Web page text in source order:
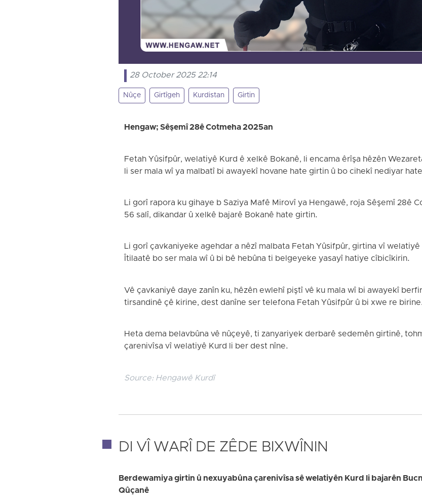
28 October 2025 22:14
Nûçe Girtîgeh Kurdistan Girtin
Hengaw; Sêşemî 28ê Cotmeha 2025an
Fetah Yûsifpûr, welatiyê Kurd ê xelkê Bokanê, li encama êrîşa hêzên
li ser mala wî ya malbatî bi awayekî hovane hate girtin û bo cihekî nediyar
Li gorî rapora ku gihaye b Saziya Mafê Mirovî ya Hengawê, roja Sêşemî 28ê
56 salî, dikandar û xelkê bajarê Bokanê hate girtin.
Li gorî çavkaniyeke agehdar a nêzî malbata Fetah Yûsifpûr, girtina vî
Îtilaatê bo ser mala wî û bi bê hebûna ti belgeyeke yasayî hatiye cîbicîkirin.
Vê çavkaniyê daye zanîn ku, hêzên ewlehî piştî vê ku mala wî bi awayekî
tirsandinê çê kirine, dest danîne ser telefona Fetah Yûsifpûr û bi xwe re
Heta dema belavbûna vê nûçeyê, ti zanyariyek derbarê sedemên girtinê,
çarenivîsa vî welatiyê Kurd li ber dest nîne.
Source: Hengawê Kurdî
DI VÎ WARÎ DE ZÊDE BIXWÎNIN
Berdewamiya girtin û nexuyabûna çarenivîsa sê welatiyên Kurd li bajarên
Qûçanê